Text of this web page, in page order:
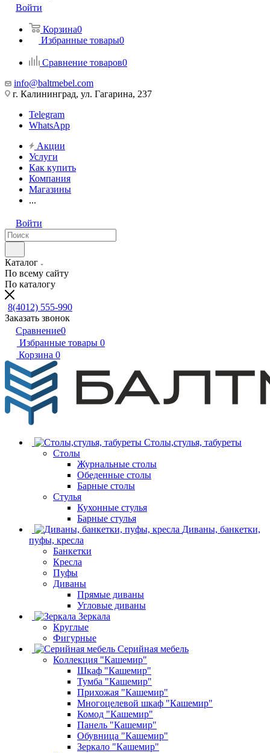
Войти
Корзина0
Избранные товары0
Сравнение товаров0
info@baltmebel.com
г. Калининград, ул. Гагарина, 237
Telegram
WhatsApp
Акции
Услуги
Как купить
Компания
Магазины
...
Войти
Каталог
По всему сайту
По каталогу
8(4012) 555-990
Заказать звонок
Сравнение0
Избранные товары 0
Корзина 0
Столы,стулья, табуреты
Столы
Журнальные столы
Обеденные столы
Барные столы
Стулья
Кухонные стулья
Барные стулья
Диваны, банкетки,
пуфы, кресла
Банкетки
Кресла
Пуфы
Диваны
Прямые диваны
Угловые диваны
Зеркала
Круглые
Фигурные
Серийная мебель
Коллекция "Кашемир"
Шкаф "Кашемир"
Тумба "Кашемир"
Прихожая "Кашемир"
Многоцелевой шкаф "Кашемир"
Комод "Кашемир"
Панель "Кашемир"
Обувница "Кашемир"
Зеркало "Кашемир"